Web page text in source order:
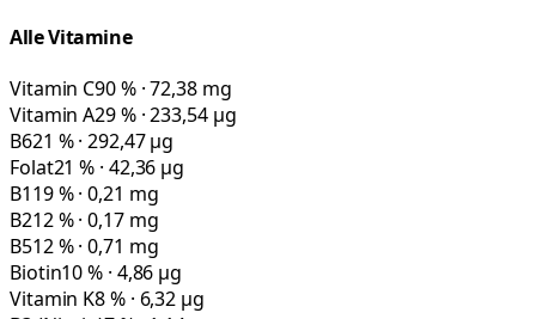
Alle Vitamine
Vitamin C90 % · 72,38 mg
Vitamin A29 % · 233,54 µg
B621 % · 292,47 µg
Folat21 % · 42,36 µg
B119 % · 0,21 mg
B212 % · 0,17 mg
B512 % · 0,71 mg
Biotin10 % · 4,86 µg
Vitamin K8 % · 6,32 µg